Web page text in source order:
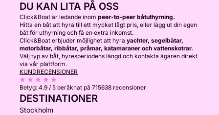
DU KAN LITA PÅ OSS
Click&Boat är ledande inom peer-to-peer båtuthyrning.
Hitta en båt att hyra till ett mycket lågt pris, eller lägg ut din egen
båt för uthyrning och få en extra inkomst.
Click&Boat erbjuder möjlighet att hyra yachter, segelbåtar,
motorbåtar, ribbåtar, pråmar, katamaraner och vattenskotrar.
Välj typ av båt, hyresperiodens längd och kontakta ägaren direkt
via vår plattform.
KUNDRECENSIONER
Betyg: 4.9 / 5 beräknat på 715638 recensioner
DESTINATIONER
Stockholm